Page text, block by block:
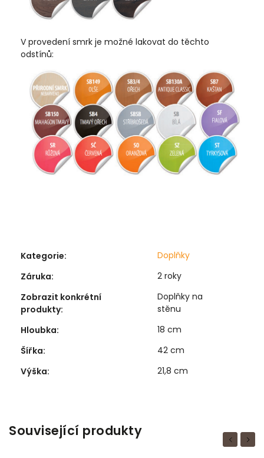
V provedení smrk je možné lakovat do těchto
odstínů:
Kategorie:
Doplňky
Záruka:
2 roky
Zobrazit konkrétní
produkty:
Doplňky na
stěnu
Hloubka:
18 cm
Šířka:
42 cm
Výška: 21,8 cm
Související produkty Previous
Next